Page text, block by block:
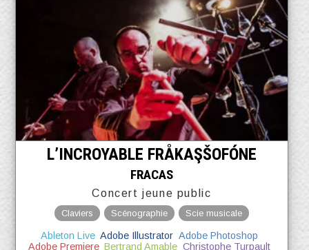
L’INCROYABLE FRÅKAŞŠOFÓNE
FRACAS
Concert jeune public
Claviers Scénographie Scie musicale
Ableton Live Adobe Illustrator Adobe Photoshop
Adobe Premiere Bertrand Amable Christophe Turpault